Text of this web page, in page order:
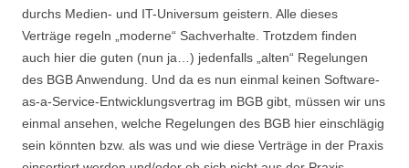
durchs Medien- und IT-Universum geistern. Alle dieses
Verträge regeln „moderne“ Sachverhalte. Trotzdem finden
auch hier die guten (nun ja…) jedenfalls „alten“ Regelungen
des BGB Anwendung. Und da es nun einmal keinen Software-
as-a-Service-Entwicklungsvertrag im BGB gibt, müssen wir uns
einmal ansehen, welche Regelungen des BGB hier einschlägig
sein könnten bzw. als was und wie diese Verträge in der Praxis